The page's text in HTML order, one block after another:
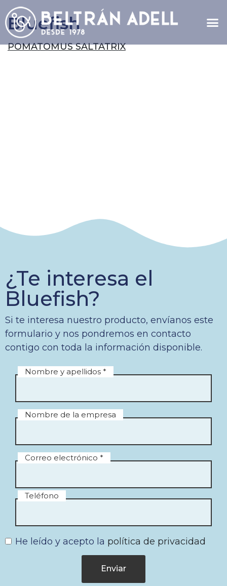
Bluefish
POMATOMUS SALTATRIX
¿Te interesa el
Bluefish?
Si te interesa nuestro producto, envíanos este
formulario y nos pondremos en contacto
contigo con toda la información disponible.
Nombre y apellidos *
Nombre de la empresa
Correo electrónico *
Teléfono
He leído y acepto la política de privacidad